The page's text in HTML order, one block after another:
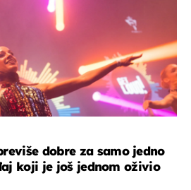
dobre za samo jedno
koji je još jednom oživio